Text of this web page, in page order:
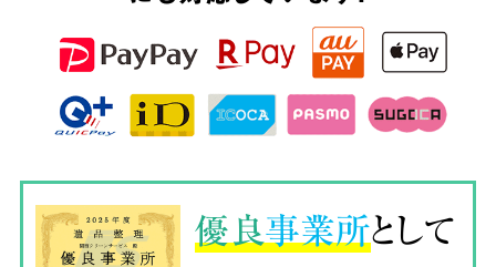
優良事業所として